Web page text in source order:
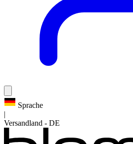
Sprache
|
Versandland - DE